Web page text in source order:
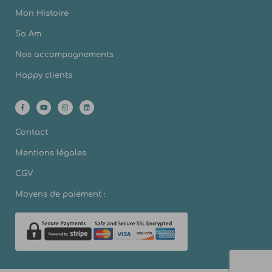
Mon Histoire
So Am
Nos accompagnements
Happy clients
Contact
Mentions légales
CGV
Moyens de paiement :